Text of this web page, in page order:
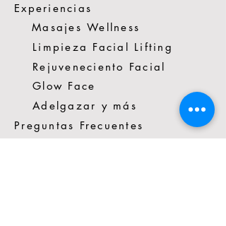
Experiencias
Masajes Wellness
Limpieza Facial Lifting
Rejuveneciento Facial
Glow Face
Adelgazar y más
Preguntas Frecuentes